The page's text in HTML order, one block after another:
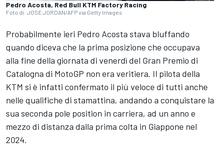
Pedro Acosta, Red Bull KTM Factory Racing
Foto di: JOSE JORDAN/AFP via Getty Images
Probabilmente ieri Pedro Acosta stava bluffando
quando diceva che la prima posizione che occupava
alla fine della giornata di venerdì del Gran Premio di
Catalogna di MotoGP non era veritiera. Il pilota della
KTM si è infatti confermato il più veloce di tutti anche
nelle qualifiche di stamattina, andando a conquistare la
sua seconda pole position in carriera, ad un anno e
mezzo di distanza dalla prima colta in Giappone nel
2024.